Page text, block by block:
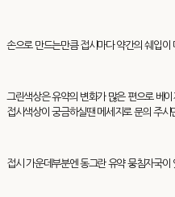
손으로 만드는만큼 접시마다 약간의 쉐입
그린색상은 유약의 변화가 많은 편으로 베
접시색상이 궁금하실땐 메세지로 문의 주
접시 가운데부분엔 동그란 유약 뭉침자국이